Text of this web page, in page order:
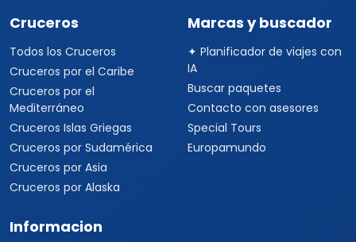
Cruceros
Todos los Cruceros
Cruceros por el Caribe
Cruceros por el
Mediterráneo
Cruceros Islas Griegas
Cruceros por Sudamérica
Cruceros por Asia
Cruceros por Alaska
Marcas y buscador
✦ Planificador de viajes con
IA
Buscar paquetes
Contacto con asesores
Special Tours
Europamundo
Informacion